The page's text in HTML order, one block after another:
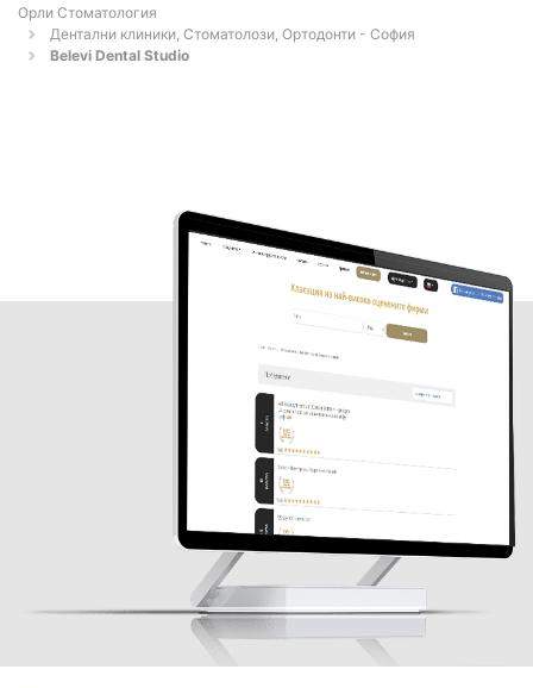
Орли Стоматология
Дентални клиники, Стоматолози, Ортодонти - София
Belevi Dental Studio